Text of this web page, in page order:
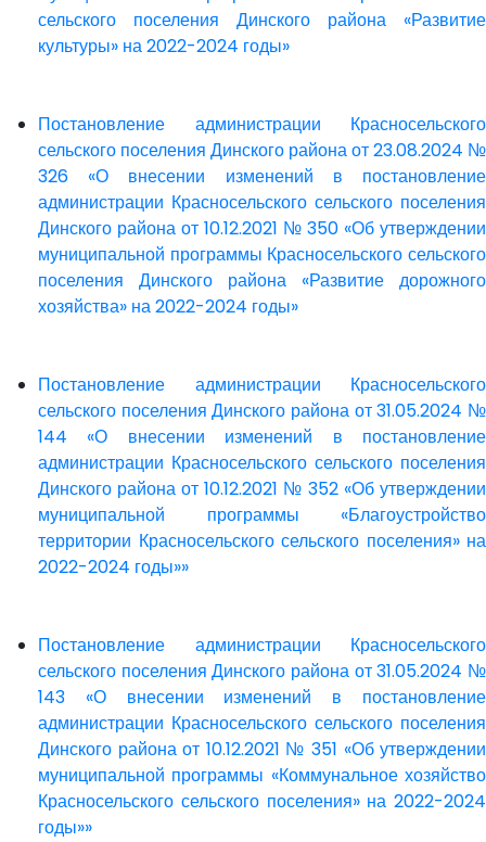
сельского поселения Динского района «Развитие
культуры» на 2022-2024 годы»
Постановление администрации Красносельского
сельского поселения Динского района от 23.08.2024 №
326 «О внесении изменений в постановление
администрации Красносельского сельского поселения
Динского района от 10.12.2021 № 350 «Об утверждении
муниципальной программы Красносельского сельского
поселения Динского района «Развитие дорожного
хозяйства» на 2022-2024 годы»
Постановление администрации Красносельского
сельского поселения Динского района от 31.05.2024 №
144 «О внесении изменений в постановление
администрации Красносельского сельского поселения
Динского района от 10.12.2021 № 352 «Об утверждении
муниципальной программы «Благоустройство
территории Красносельского сельского поселения» на
2022-2024 годы»»
Постановление администрации Красносельского
сельского поселения Динского района от 31.05.2024 №
143 «О внесении изменений в постановление
администрации Красносельского сельского поселения
Динского района от 10.12.2021 № 351 «Об утверждении
муниципальной программы «Коммунальное хозяйство
Красносельского сельского поселения» на 2022-2024
годы»»